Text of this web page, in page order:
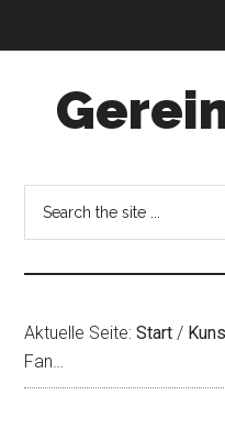
Aktuelle Seite:Start /
Fan…